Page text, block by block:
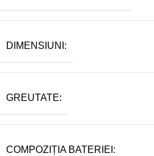
DIMENSIUNI:
GREUTATE:
COMPOZIȚIA BATERIEI: